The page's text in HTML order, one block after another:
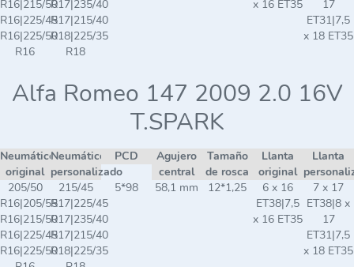
R16|215/50
R16|225/45
R16|225/50
R16
R17|235/40
R17|215/40
R18|225/35
R18
x 16 ET35
17
ET31|7,5
x 18 ET35
Alfa Romeo 147 2009 2.0 16V
T.SPARK
Neumático
original
Neumático
personalizado
PCD
Agujero
central
Tamaño
de rosca
Llanta
original
Llanta
205/50
R16|205/55
R16|215/50
R16|225/45
R16|225/50
215/45
R17|225/45
R17|235/40
R17|215/40
R18|225/35
5*98 58,1 mm 12*1,25
6 x 16
ET38|7,5
x 16 ET35
7 x 17
ET38|8 x
17
ET31|7,5
x 18 ET35